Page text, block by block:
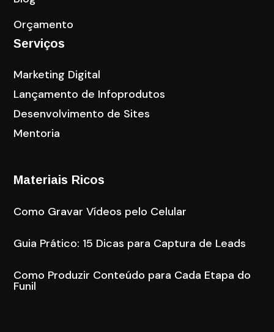
Orçamento
Serviços
Marketing Digital
Lançamento de Infoprodutos
Desenvolvimento de Sites
Mentoria
Materiais Ricos
Como Gravar Vídeos pelo Celular
Guia Prático: 15 Dicas para Captura de Leads
Como Produzir Conteúdo para Cada Etapa do
Funil